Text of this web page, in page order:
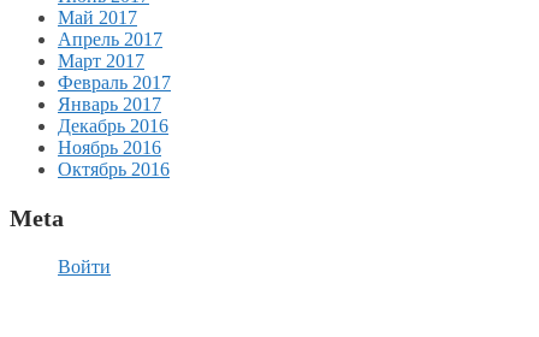
Май 2017
Апрель 2017
Март 2017
Февраль 2017
Январь 2017
Декабрь 2016
Ноябрь 2016
Октябрь 2016
Meta
Войти